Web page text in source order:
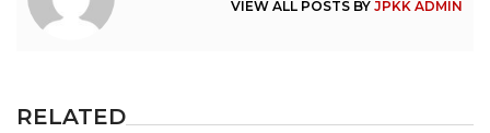
VIEW ALL POSTS BY JPKK ADMIN
RELATED